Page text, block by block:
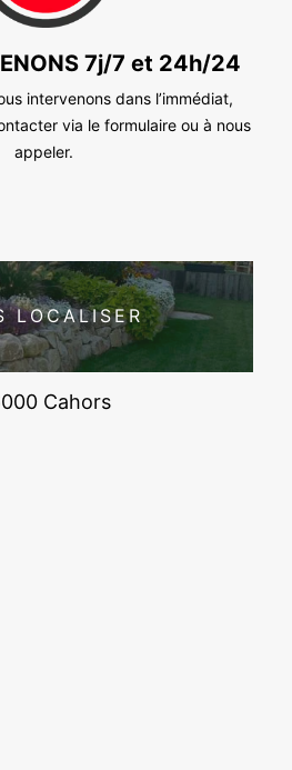
7j/7 et 24h/24
intervenons dans l’immédiat,
via le formulaire ou à nous
appeler.
LOCALISER
Cahors